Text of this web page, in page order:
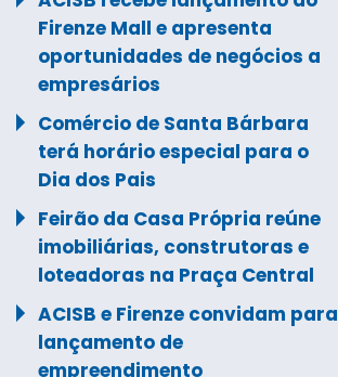
Firenze Mall e apresenta
oportunidades de negócios a
empresários
Comércio de Santa Bárbara
terá horário especial para o
Dia dos Pais
Feirão da Casa Própria reúne
imobiliárias, construtoras e
loteadoras na Praça Central
ACISB e Firenze convidam para
lançamento de
empreendimento